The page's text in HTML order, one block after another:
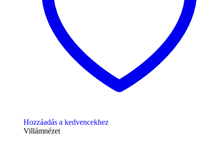
Hozzáadás a kedvencekhez
Villámnézet